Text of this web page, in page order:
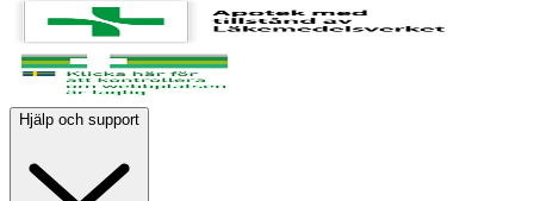
Hjälp och support